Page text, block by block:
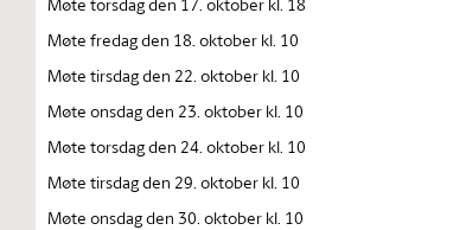
Møte fredag den 18. oktober kl. 10
Møte tirsdag den 22. oktober kl. 10
Møte onsdag den 23. oktober kl. 10
Møte torsdag den 24. oktober kl. 10
Møte tirsdag den 29. oktober kl. 10
Møte onsdag den 30. oktober kl. 10